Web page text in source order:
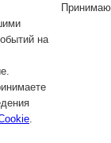
на
.
Принимаю